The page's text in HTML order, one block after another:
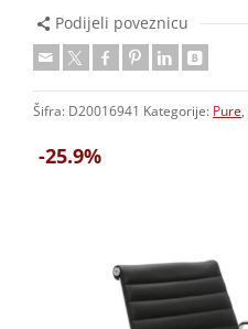
-25.9%
Podijeli poveznicu
Šifra: D20016941 Kategorije: Pure,